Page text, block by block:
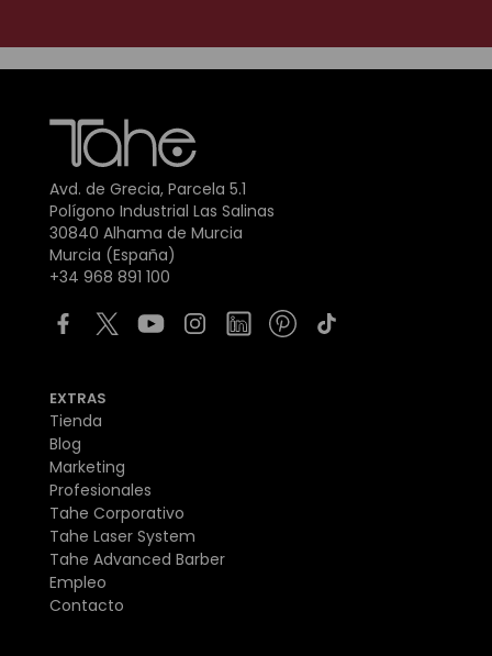
Avd. de Grecia, Parcela 5.1
Polígono Industrial Las Salinas
30840 Alhama de Murcia
Murcia (España)
+34 968 891 100
EXTRAS
Tienda
Blog
Marketing
Profesionales
Tahe Corporativo
Tahe Laser System
Tahe Advanced Barber
Empleo
Contacto